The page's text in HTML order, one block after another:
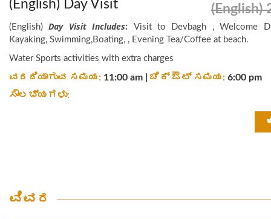
(English) Day Visit (English)
(English)Day Visit Includes:
Visit to Devbagh , Welcome
Kayaking, Swimming,Boating, , Evening Tea/Coffee at beach.
Water Sports activities with extra charges
ವರದಿಯಾಗುವ ಸಮಯ: 11:00 am | ಚೆಕ್ ಔಟ್ ಸಮಯ: 6:00 pm
ಸೌಲಭ್ಯಗಳು:
ವಿವರ